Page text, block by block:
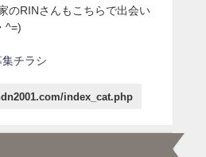
RINさんもこちらで出会い
^=)
index_cat.php